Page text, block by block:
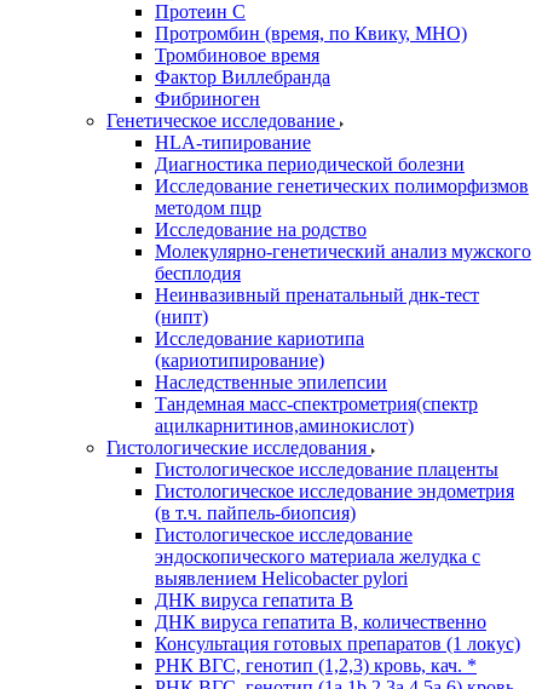
Протеин С
Протромбин (время, по Квику, МНО)
Тромбиновое время
Фактор Виллебранда
Фибриноген
Генетическое исследование
HLA-типирование
Диагностика периодической болезни
Исследование генетических полиморфизмов
методом пцр
Исследование на родство
Молекулярно-генетический анализ мужского
бесплодия
Неинвазивный пренатальный днк-тест
(нипт)
Исследование кариотипа
(кариотипирование)
Наследственные эпилепсии
Тандемная масс-спектрометрия(спектр
ацилкарнитинов,аминокислот)
Гистологические исследования
Гистологическое исследование плаценты
Гистологическое исследование эндометрия
(в т.ч. пайпель-биопсия)
Гистологическое исследование
эндоскопического материала желудка с
выявлением Helicobacter pylori
ДНК вируса гепатита B
ДНК вируса гепатита B, количественно
Консультация готовых препаратов (1 локус)
РНК ВГC, генотип (1,2,3) кровь, кач. *